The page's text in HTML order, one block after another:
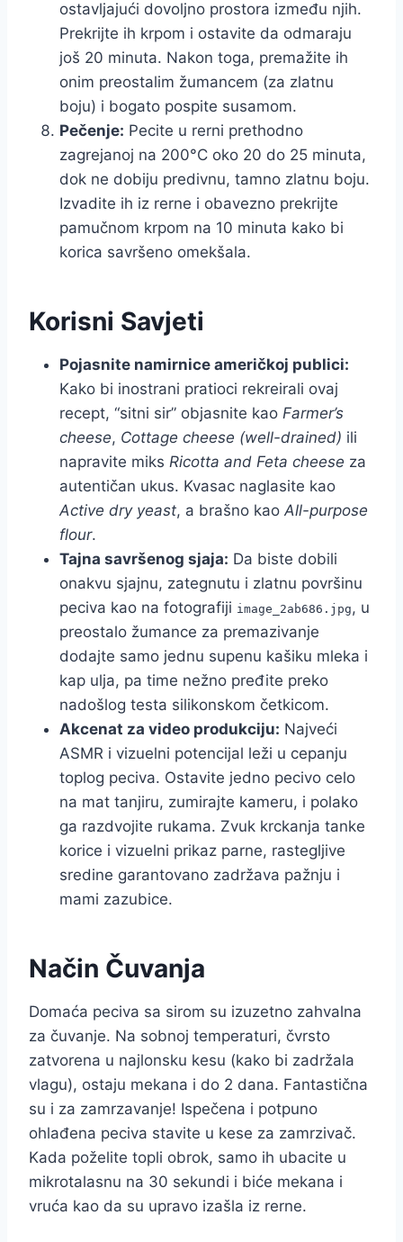
ostavljajući dovoljno prostora između njih.
Prekrijte ih krpom i ostavite da odmaraju
još 20 minuta. Nakon toga, premažite ih
onim preostalim žumancem (za zlatnu
boju) i bogato pospite susamom.
Pečenje: Pecite u rerni prethodno
zagrejanoj na 200°C oko 20 do 25 minuta,
dok ne dobiju predivnu, tamno zlatnu boju.
Izvadite ih iz rerne i obavezno prekrijte
pamučnom krpom na 10 minuta kako bi
korica savršeno omekšala.
Korisni Savjeti
Pojasnite namirnice američkoj publici:
Kako bi inostrani pratioci rekreirali ovaj
recept, “sitni sir” objasnite kao Farmer’s
cheese, Cottage cheese (well-drained) ili
napravite miks Ricotta and Feta cheese za
autentičan ukus. Kvasac naglasite kao
Active dry yeast, a brašno kao All-purpose
flour.
Tajna savršenog sjaja: Da biste dobili
onakvu sjajnu, zategnutu i zlatnu površinu
peciva kao na fotografiji image_2ab686.jpg, u
preostalo žumance za premazivanje
dodajte samo jednu supenu kašiku mleka i
kap ulja, pa time nežno pređite preko
nadošlog testa silikonskom četkicom.
Akcenat za video produkciju: Najveći
ASMR i vizuelni potencijal leži u cepanju
toplog peciva. Ostavite jedno pecivo celo
na mat tanjiru, zumirajte kameru, i polako
ga razdvojite rukama. Zvuk krckanja tanke
korice i vizuelni prikaz parne, rastegljive
sredine garantovano zadržava pažnju i
mami zazubice.
Način Čuvanja
Domaća peciva sa sirom su izuzetno zahvalna
za čuvanje. Na sobnoj temperaturi, čvrsto
zatvorena u najlonsku kesu (kako bi zadržala
vlagu), ostaju mekana i do 2 dana. Fantastična
su i za zamrzavanje! Ispečena i potpuno
ohlađena peciva stavite u kese za zamrzivač.
Kada poželite topli obrok, samo ih ubacite u
mikrotalasnu na 30 sekundi i biće mekana i
vruća kao da su upravo izašla iz rerne.